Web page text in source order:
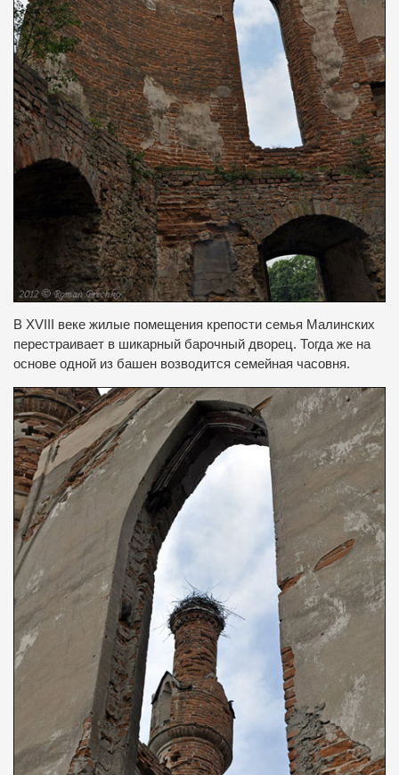
В XVIII веке жилые помещения крепости семья Малинских
перестраивает в шикарный барочный дворец. Тогда же на
основе одной из башен возводится семейная часовня.